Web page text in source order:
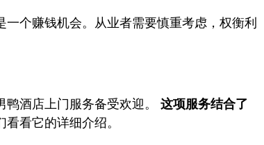
个赚钱机会。从业者需要慎重考虑，权衡利
酒店上门服务备受欢迎。 这项服务结合了
看它的详细介绍。